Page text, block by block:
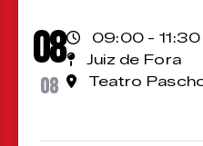
08
08
09:00 - 11:30
Juiz de Fora
Teatro